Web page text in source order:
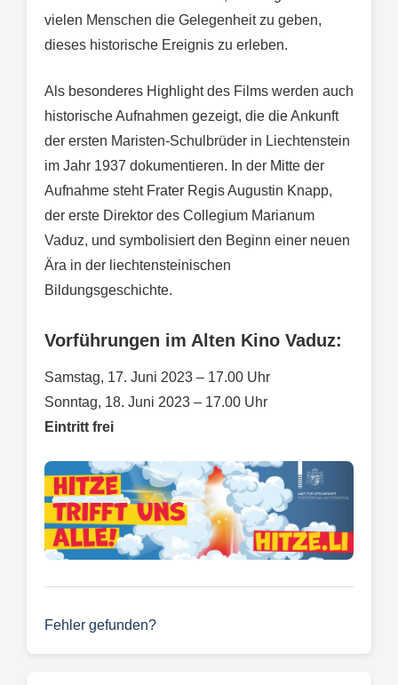
vielen Menschen die Gelegenheit zu geben,
dieses historische Ereignis zu erleben.
Als besonderes Highlight des Films werden auch
historische Aufnahmen gezeigt, die die Ankunft
der ersten Maristen-Schulbrüder in Liechtenstein
im Jahr 1937 dokumentieren. In der Mitte der
Aufnahme steht Frater Regis Augustin Knapp,
der erste Direktor des Collegium Marianum
Vaduz, und symbolisiert den Beginn einer neuen
Ära in der liechtensteinischen
Bildungsgeschichte.
Vorführungen im Alten Kino Vaduz:
Samstag, 17. Juni 2023 – 17.00 Uhr
Sonntag, 18. Juni 2023 – 17.00 Uhr
Eintritt frei
Fehler gefunden?